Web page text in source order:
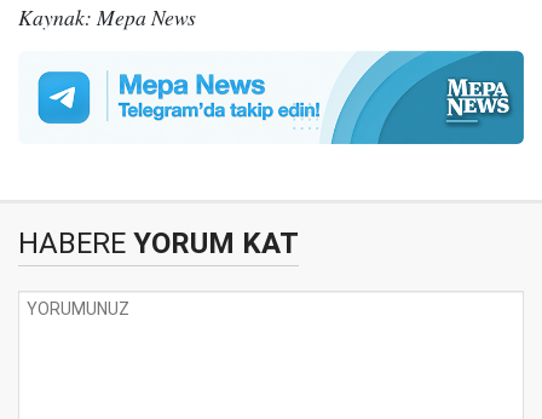
Kaynak: Mepa News
HABERE YORUM KAT